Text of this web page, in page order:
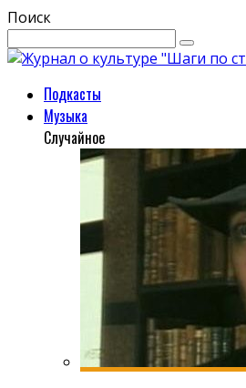
Поиск
Подкасты
Музыка
Случайное